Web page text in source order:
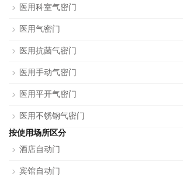
医用科室气密门
医用气密门
医用抗菌气密门
医用手动气密门
医用平开气密门
医用不锈钢气密门
按使用场所区分
酒店自动门
宾馆自动门